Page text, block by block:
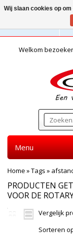
Nederlands
Welkom
Menu
Home »Tags »
PRODUCTEN
VOOR DE
Vergelijk
Sorteren
Wij slaan cookies op